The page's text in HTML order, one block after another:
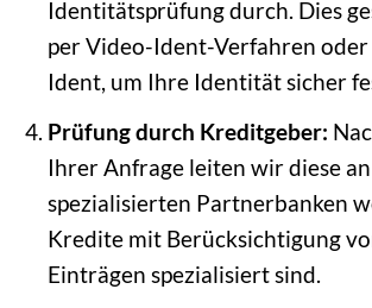
Identitätsprüfung durch. Dies
per Video-Ident-Verfahren
Ident, um Ihre Identität sicher
Prüfung durch Kreditgeber:
Ihrer Anfrage leiten wir diese
spezialisierten Partnerbanken
Kredite mit Berücksichtigung
Einträgen spezialisiert sind.